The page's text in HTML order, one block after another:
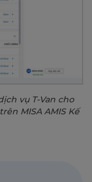
vụ T-Van cho
MISA AMIS Kế